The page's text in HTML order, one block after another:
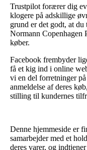
Trustpilot forærer dig
klogere på adskillige
grund er det godt, at
Normann Copenhagen
køber.
Facebook frembyder
få et kig ind i online
vi en del forretninger
anmeldelse af deres
stilling til kundernes
Denne hjemmeside er
samarbejder med et
deres varer, og